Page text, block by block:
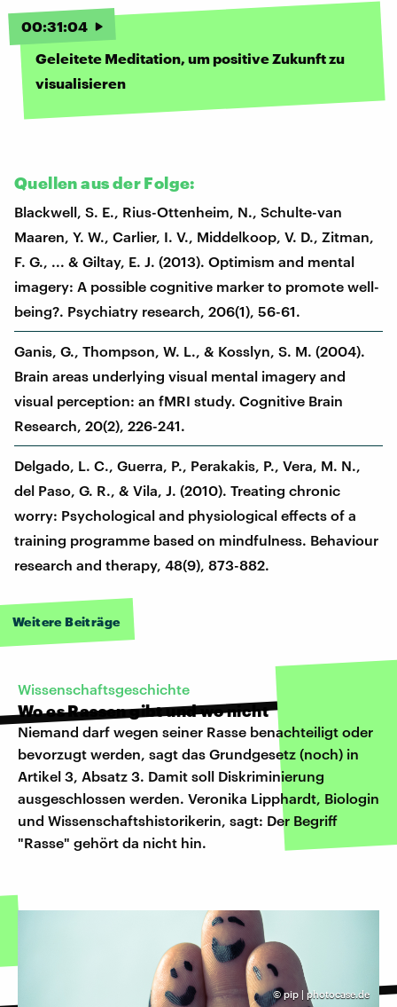
00:31:04
Geleitete Meditation, um positive Zukunft zu
visualisieren
Quellen aus der Folge:
Blackwell, S. E., Rius-Ottenheim, N., Schulte-van
Maaren, Y. W., Carlier, I. V., Middelkoop, V. D., Zitman,
F. G., ... & Giltay, E. J. (2013). Optimism and mental
imagery: A possible cognitive marker to promote well-
being?. Psychiatry research, 206(1), 56-61.
Ganis, G., Thompson, W. L., & Kosslyn, S. M. (2004).
Brain areas underlying visual mental imagery and
visual perception: an fMRI study. Cognitive Brain
Research, 20(2), 226-241.
Delgado, L. C., Guerra, P., Perakakis, P., Vera, M. N.,
del Paso, G. R., & Vila, J. (2010). Treating chronic
worry: Psychological and physiological effects of a
training programme based on mindfulness. Behaviour
research and therapy, 48(9), 873-882.
Weitere Beiträge
Wissenschaftsgeschichte
Wo es Rassen gibt und wo nicht
Niemand darf wegen seiner Rasse benachteiligt oder
bevorzugt werden, sagt das Grundgesetz (noch) in
Artikel 3, Absatz 3. Damit soll Diskriminierung
ausgeschlossen werden. Veronika Lipphardt, Biologin
und Wissenschaftshistorikerin, sagt: Der Begriff
"Rasse" gehört da nicht hin.
©pip | photocase.de